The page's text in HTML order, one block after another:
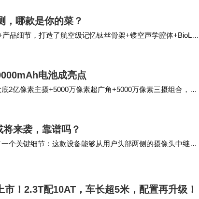
，哪款是你的菜？
品细节，打造了航空级记忆钛丝骨架+镂空声学腔体+BioLo
方面，实现舒适佩戴…
电池成亮点
2亿像素主摄+5000万像素超广角+5000万像素三摄组合，并
外，之前有数码博主还曝…
来袭，靠谱吗？
个关键细节：这款设备能够从用户头部两侧的摄像头中继两
硬件研发和系统适配正在同步推…
！2.3T配10AT，车长超5米，配置再升级！